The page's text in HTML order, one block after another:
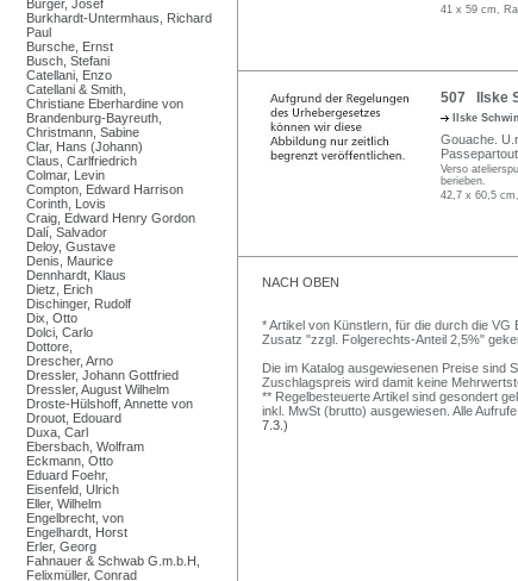
Burger, Josef
Burkhardt-Untermhaus, Richard
Paul
Bursche, Ernst
Busch, Stefani
Catellani, Enzo
Catellani & Smith,
Christiane Eberhardine von
Brandenburg-Bayreuth,
Christmann, Sabine
Clar, Hans (Johann)
Claus, Carlfriedrich
Colmar, Levin
Compton, Edward Harrison
Corinth, Lovis
Craig, Edward Henry Gordon
Dalí, Salvador
Deloy, Gustave
Denis, Maurice
Dennhardt, Klaus
Dietz, Erich
Dischinger, Rudolf
Dix, Otto
Dolci, Carlo
Dottore,
Drescher, Arno
Dressler, Johann Gottfried
Dressler, August Wilhelm
Droste-Hülshoff, Annette von
Drouot, Edouard
Duxa, Carl
Ebersbach, Wolfram
Eckmann, Otto
Eduard Foehr,
Eisenfeld, Ulrich
Eller, Wilhelm
Engelbrecht, von
Engelhardt, Horst
Erler, Georg
Fahnauer & Schwab G.m.b.H,
Felixmüller, Conrad
41 x 59 cm,
507 Ilske
Ilske
Gouache.
Verso
berieben.
42,7 x 60,5
NACH OBEN
* Artikel von Künstlern, für die durch die
Zusatz "zzgl. Folgerechts-Anteil 2,5%"
Die im Katalog ausgewiesenen Preise sind
Zuschlagspreis wird damit keine
** Regelbesteuerte Artikel sind gesondert
inkl. MwSt (brutto) ausgewiesen. Alle
7.3.)